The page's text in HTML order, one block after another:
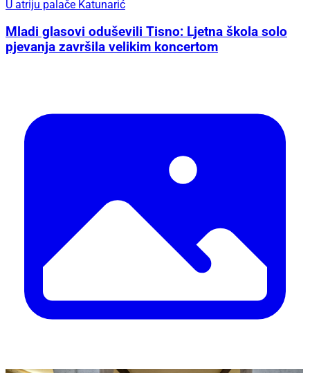
U atriju palače Katunarić
Mladi glasovi oduševili Tisno: Ljetna škola solo
pjevanja završila velikim koncertom